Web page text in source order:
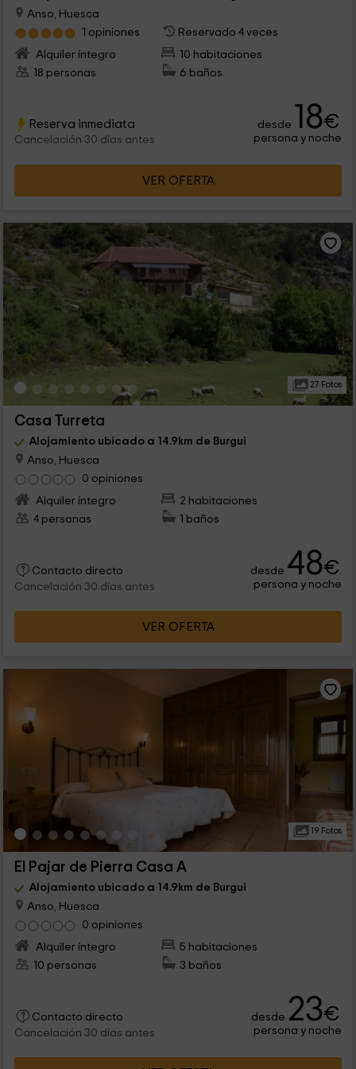
Anso, Huesca
1 opiniones
Reservado 4 veces
Alquiler íntegro
10 habitaciones
18 personas
6 baños
Reserva inmediata
Cancelación 30 días antes
desde 18€
persona y noche
VER OFERTA
27 Fotos
Casa Turreta
Alojamiento ubicado a 14.9km de Burgui
Anso, Huesca
0 opiniones
Alquiler íntegro
2 habitaciones
4 personas
1 baños
Contacto directo
Cancelación 30 días antes
desde 48€
persona y noche
VER OFERTA
19 Fotos
El Pajar de Pierra Casa A
Alojamiento ubicado a 14.9km de Burgui
Anso, Huesca
0 opiniones
Alquiler íntegro
5 habitaciones
10 personas
3 baños
Contacto directo
Cancelación 30 días antes
desde 23€
persona y noche